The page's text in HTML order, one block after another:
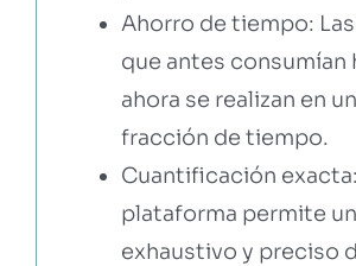
Ahorro de tiempo:
que antes consumían
ahora se realizan en
fracción de tiempo.
Cuantificación
plataforma permite
exhaustivo y preciso